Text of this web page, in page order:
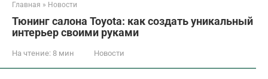
Главная » Новости
Тюнинг салона Toyota: как создать уникальный
интерьер своими руками
На чтение: 8 мин Новости